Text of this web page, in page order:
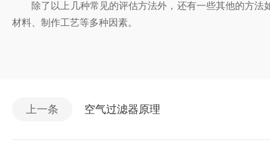
除了以上几种常见的评估方法外，还有一些其他的方法
材料、制作工艺等多种因素。
上一条 空气过滤器原理